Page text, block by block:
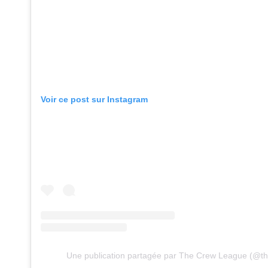
Voir ce post sur Instagram
Une publication partagée par The Crew League